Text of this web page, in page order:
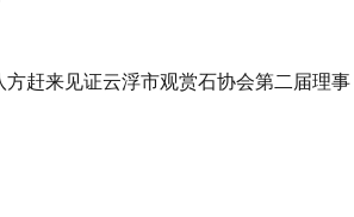
赶来见证云浮市观赏石协会第二届理事